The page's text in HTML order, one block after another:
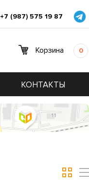
+7 (987) 575 19 87
Корзина 0
КОНТАКТЫ